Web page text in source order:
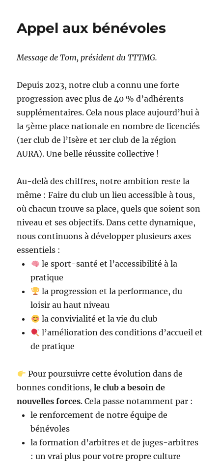
Appel aux bénévoles
Message de Tom, président du TTTMG.
Depuis 2023, notre club a connu une forte
progression avec plus de 40 % d’adhérents
supplémentaires. Cela nous place aujourd’hui à
la 5ème place nationale en nombre de licenciés
(1er club de l’Isère et 1er club de la région
AURA). Une belle réussite collective !
Au-delà des chiffres, notre ambition reste la
même : Faire du club un lieu accessible à tous,
où chacun trouve sa place, quels que soient son
niveau et ses objectifs. Dans cette dynamique,
nous continuons à développer plusieurs axes
essentiels :
le sport-santé et l’accessibilité à la
pratique
la progression et la performance, du
loisir au haut niveau
la convivialité et la vie du club
l’amélioration des conditions d’accueil et
de pratique
Pour poursuivre cette évolution dans de
bonnes conditions,le club a besoin de
nouvelles forces. Cela passe notamment par :
le renforcement de notre équipe de
bénévoles
la formation d’arbitres et de juges-arbitres
: un vrai plus pour votre propre culture